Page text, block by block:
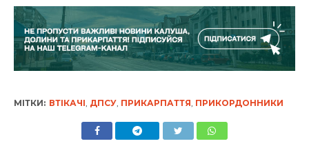
МІТКИ: ВТІКАЧІ ДПСУ, ПРИКАРПАТТЯ ПРИКОРДОННИКИ